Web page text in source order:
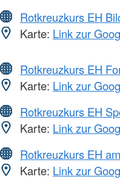
Rotkreuzkurs EH
Karte: Link zur
Rotkreuzkurs EH
Karte: Link zur
Rotkreuzkurs EH
Karte: Link zur
Rotkreuzkurs EH
Karte: Link zur